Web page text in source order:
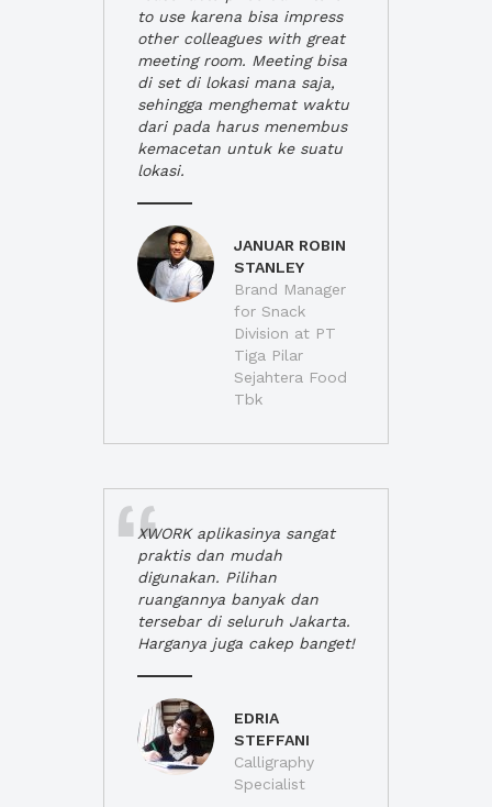
to use karena bisa impress
other colleagues with great
meeting room. Meeting bisa
di set di lokasi mana saja,
sehingga menghemat waktu
dari pada harus menembus
kemacetan untuk ke suatu
lokasi.
JANUAR ROBIN
STANLEY
Brand Manager
for Snack
Division at PT
Tiga Pilar
Sejahtera Food
Tbk
XWORK aplikasinya sangat
praktis dan mudah
digunakan. Pilihan
ruangannya banyak dan
tersebar di seluruh Jakarta.
Harganya juga cakep banget!
EDRIA
STEFFANI
Calligraphy
Specialist